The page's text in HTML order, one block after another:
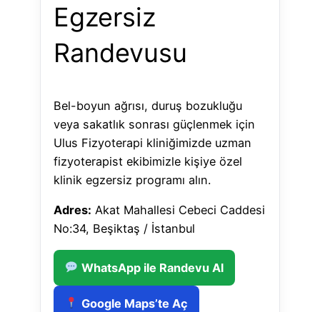
Egzersiz
Randevusu
Bel-boyun ağrısı, duruş bozukluğu
veya sakatlık sonrası güçlenmek için
Ulus Fizyoterapi kliniğimizde uzman
fizyoterapist ekibimizle kişiye özel
klinik egzersiz programı alın.
Adres: Akat Mahallesi Cebeci Caddesi
No:34, Beşiktaş / İstanbul
WhatsApp ile Randevu Al
Google Maps’te Aç